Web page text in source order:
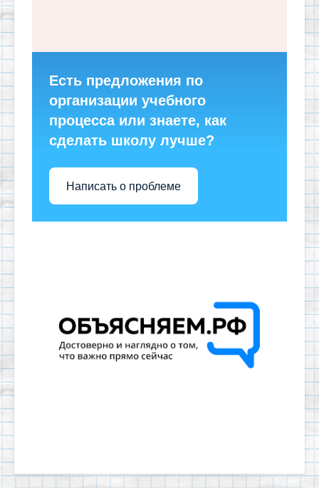
Есть предложения по
организации учебного
процесса или знаете, как
сделать школу лучше?
Написать о проблеме